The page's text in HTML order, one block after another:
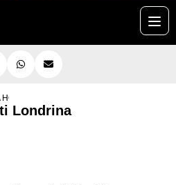
LONDRINA
Londrina